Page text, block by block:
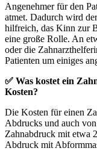
Angenehmer für den
atmet. Dadurch wird
hilfreich, das Kinn zur
eine große Rolle. An
oder die
Patienten um einiges
✅ Was kostet ein
Kosten?
Die Kosten für einen
Abdrucks und auch
Zahnabdruck mit etwa
Abdruck mit